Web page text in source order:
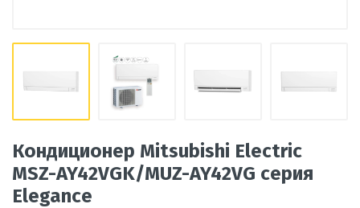
Кондиционер Mitsubishi Electric
MSZ-AY42VGK/MUZ-AY42VG серия
Elegance